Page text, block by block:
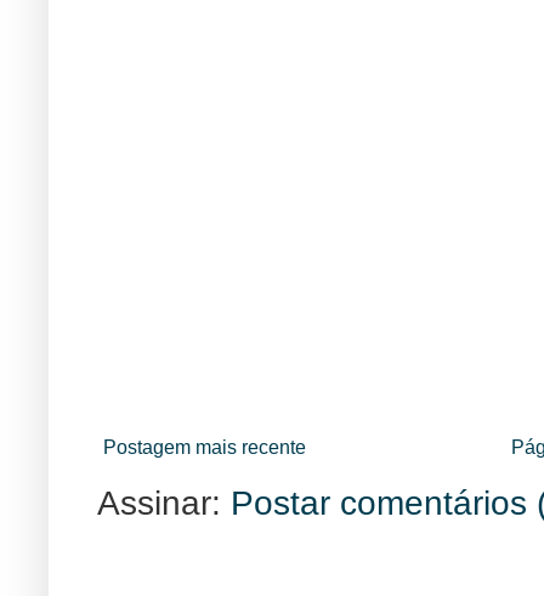
Postagem mais recente
Assinar: Postar comentários